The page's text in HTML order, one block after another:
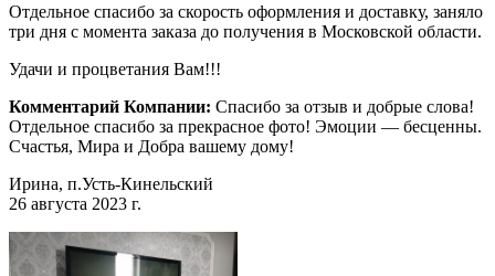
Отдельное спасибо за скорость оформления и доставку, заняло
три дня с момента заказа до получения в Московской области.
Удачи и процветания Вам!!!
Комментарий Компании: Спасибо за отзыв и добрые слова!
Отдельное спасибо за прекрасное фото! Эмоции — бесценны.
Счастья, Мира и Добра вашему дому!
Ирина, п.Усть-Кинельский
26 августа 2023 г.